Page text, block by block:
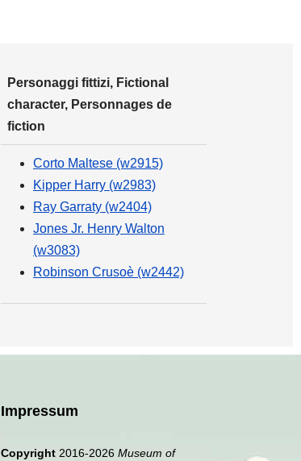
Personaggi fittizi, Fictional
character, Personnages de
fiction
Corto Maltese (w2915)
Kipper Harry (w2983)
Ray Garraty (w2404)
Jones Jr. Henry Walton
(w3083)
Robinson Crusoè (w2442)
Impressum
Copyright 2016-2026 Museum of